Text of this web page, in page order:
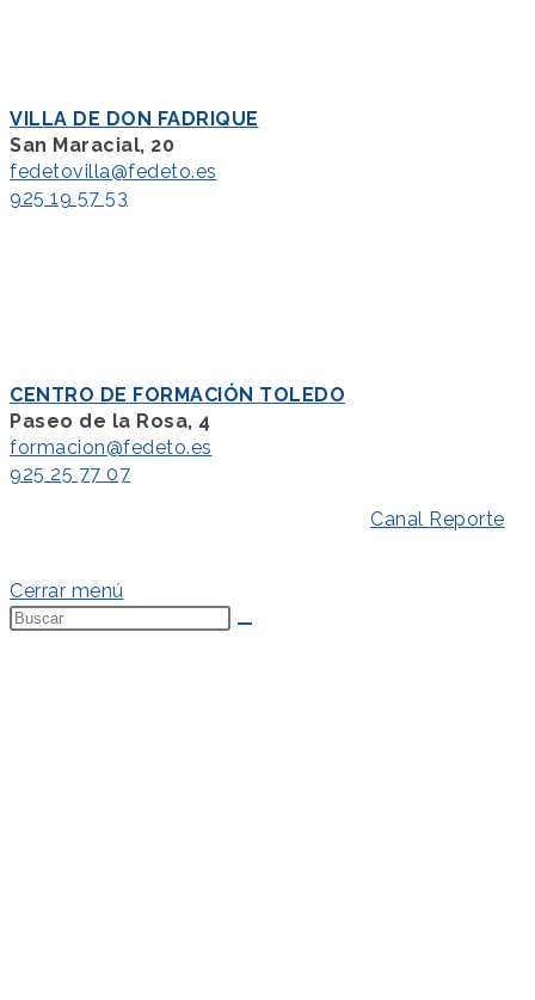
VILLA DE DON FADRIQUE
San Maracial, 20
fedetovilla@fedeto.es
925 19 57 53
CENTRO DE FORMACIÓN TOLEDO
Paseo de la Rosa, 4
formacion@fedeto.es
925 25 77 07
Canal Reporte
Cerrar menú